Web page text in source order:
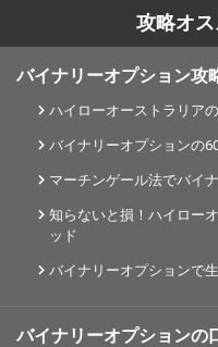
攻略オ
バイナリーオプション攻
ハイローオーストラリア
バイナリーオプションの
マーチンゲール法でバイ
知らないと損！ハイロー
ッド
バイナリーオプションで
バイナリーオプションの